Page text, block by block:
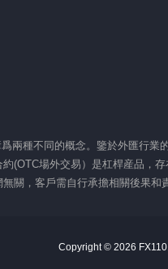
兩種不同的概念。鑒於外匯行業
(OTC場外交易）是杠桿産品，
關，客戶需自行承擔相關後果和
Copyright © 2026